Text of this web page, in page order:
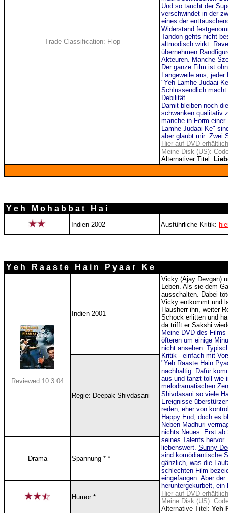
Und so taucht der
verschwindet in der
eines der
Widerstand
Tandon gehts nicht
altmodisch wirkt.
übernehmen
Akteuren. Manche
Der ganze Film ist
Langeweile aus,
"Yeh Lamhe Judaai
Schlussendlich
Debilität.
Damit bleiben noch
schwanken qualitativ
manche in Form
Lamhe Judaai Ke"
aber glaubt mir: Zwei
Hier auf DVD erhältlich
Meine Disk (US):
Alternativer Titel:
Trade Classification: Flop
Y e h M o h a b b a t H a i
Indien 2002 Ausführliche Kritik:
Y e h R a a s t e H a i n P y a a r K e
Reviewed 10.3.04
Indien 2001
Vicky (Ajay Devgan)
Leben. Als sie dem
ausschalten. Dabei
Vicky entkommt und
Hausherr ihn, weiter
Schock erlitten und
da trifft er Sakshi
Meine DVD des
öfteren um einige
nicht ansehen.
Kritik - einfach mit
"Yeh Raaste Hain
nachhaltig. Dafür
aus und tanzt toll wie
melodramatischen
Shivdasani so viele
Ereignisse
reden, eher von
Happy End, doch es
Neben Madhuri
nichts Neues. Erst ab
seines Talents
liebenswert. Sunny
sind komödiantische
gänzlich, was die
schlechten Film
eingefangen. Aber
heruntergekurbelt,
Hier auf DVD erhältlich
Meine Disk (US):
Alternative Titel: Yeh
Regie: Deepak Shivdasani
Drama Spannung * *
Humor *